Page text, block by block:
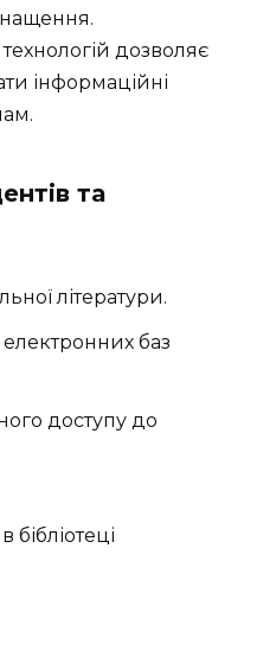
дозволяє
інформаційні
та
літератури.
баз
доступу до